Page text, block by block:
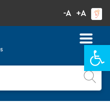
-A +A